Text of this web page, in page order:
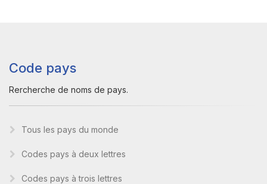
Code pays
Rercherche de noms de pays.
Tous les pays du monde
Codes pays à deux lettres
Codes pays à trois lettres